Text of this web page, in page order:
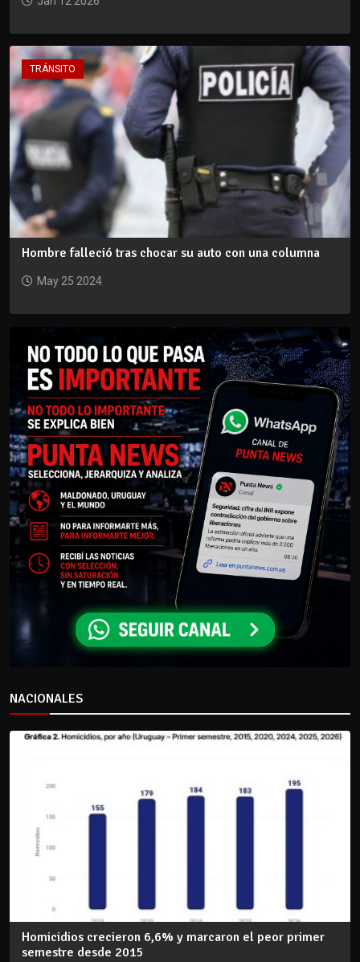
TRÁNSITO
Hombre falleció tras chocar su auto con una columna
May 25 2024
NACIONALES
Homicidios crecieron 6,6% y marcaron el peor primer
semestre desde 2015